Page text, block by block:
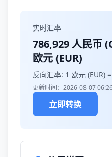
实时汇率
786,929人民币
欧元 (EUR)
反向汇率: 1 欧元 (EUR) =
更新时间：2026-08-07
立即转换